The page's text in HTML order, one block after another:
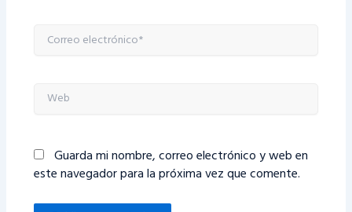
Correo
electrónico*
Web
Guarda mi nombre, correo electrónico y web en
este navegador para la próxima vez que comente.